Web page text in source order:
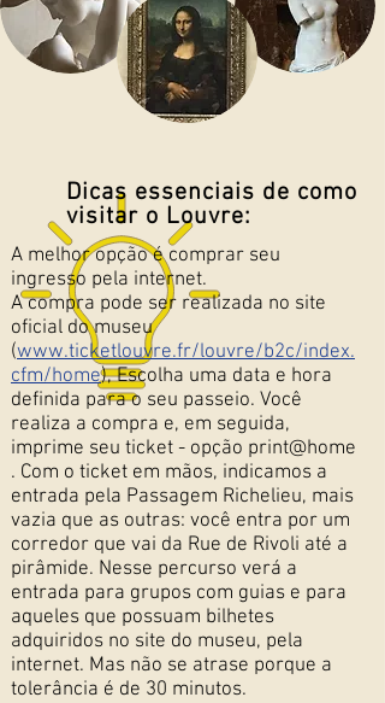
Dicas essenciais de como
visitar o Louvre:
A melhor opção é comprar seu
ingresso pela internet.
Acompra pode ser realizada no site
oficial do museu
(www.ticketlouvre.fr/louvre/b2c/index.
cfm/home), Escolha uma data e hora
definida para o seu passeio. Você
realiza a compra e, em seguida,
imprime seu ticket - opção print@home
. Com o ticket em mãos, indicamos a
entrada pela Passagem Richelieu, mais
vazia que as outras: você entra por um
corredor que vai da Rue de Rivoli até a
pirâmide. Nesse percurso verá a
entrada para grupos com guias e para
aqueles que possuam bilhetes
adquiridos no site do museu, pela
internet. Mas não se atrase porque a
tolerância é de 30 minutos.